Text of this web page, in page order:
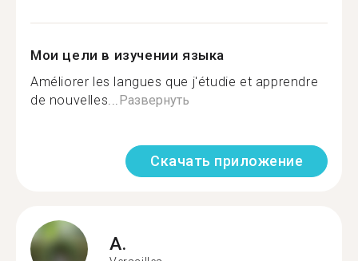
Мои цели в изучении языка
Améliorer les langues que j'étudie et apprendre
de nouvelles...Развернуть
Скачать приложение
A.